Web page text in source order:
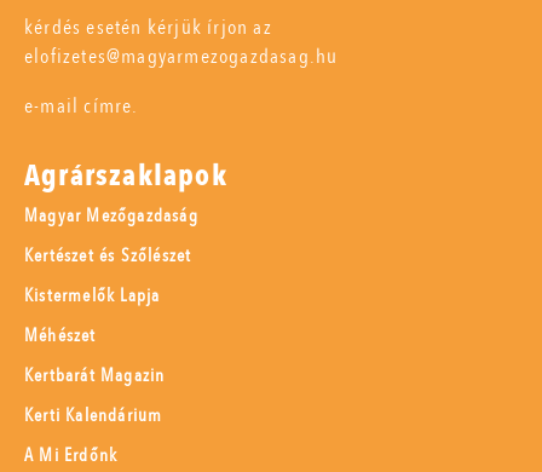
kérdés esetén kérjük írjon az
elofizetes@magyarmezogazdasag.hu
e-mail címre.
Agrárszaklapok
Magyar Mezőgazdaság
Kertészet és Szőlészet
Kistermelők Lapja
Méhészet
Kertbarát Magazin
Kerti Kalendárium
A Mi Erdőnk